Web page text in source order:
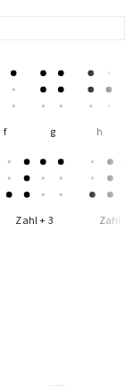
f g h
Zahl + 3 Zahl +